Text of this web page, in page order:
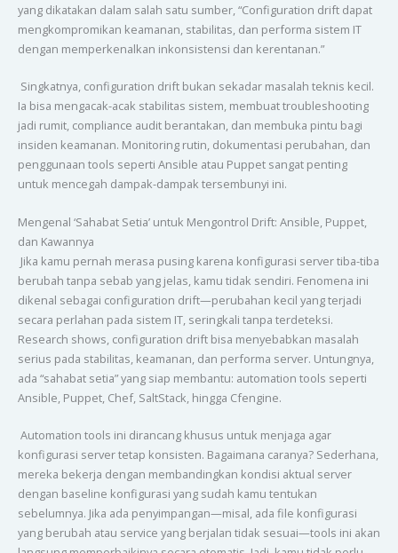
yang dikatakan dalam salah satu sumber, “Configuration drift dapat
mengkompromikan keamanan, stabilitas, dan performa sistem IT
dengan memperkenalkan inkonsistensi dan kerentanan.”
Singkatnya, configuration drift bukan sekadar masalah teknis kecil.
Ia bisa mengacak-acak stabilitas sistem, membuat troubleshooting
jadi rumit, compliance audit berantakan, dan membuka pintu bagi
insiden keamanan. Monitoring rutin, dokumentasi perubahan, dan
penggunaan tools seperti Ansible atau Puppet sangat penting
untuk mencegah dampak-dampak tersembunyi ini.
Mengenal ‘Sahabat Setia’ untuk Mengontrol Drift: Ansible, Puppet,
dan Kawannya
Jika kamu pernah merasa pusing karena konfigurasi server tiba-tiba
berubah tanpa sebab yang jelas, kamu tidak sendiri. Fenomena ini
dikenal sebagai configuration drift—perubahan kecil yang terjadi
secara perlahan pada sistem IT, seringkali tanpa terdeteksi.
Research shows, configuration drift bisa menyebabkan masalah
serius pada stabilitas, keamanan, dan performa server. Untungnya,
ada “sahabat setia” yang siap membantu: automation tools seperti
Ansible, Puppet, Chef, SaltStack, hingga Cfengine.
Automation tools ini dirancang khusus untuk menjaga agar
konfigurasi server tetap konsisten. Bagaimana caranya? Sederhana,
mereka bekerja dengan membandingkan kondisi aktual server
dengan baseline konfigurasi yang sudah kamu tentukan
sebelumnya. Jika ada penyimpangan—misal, ada file konfigurasi
yang berubah atau service yang berjalan tidak sesuai—tools ini akan